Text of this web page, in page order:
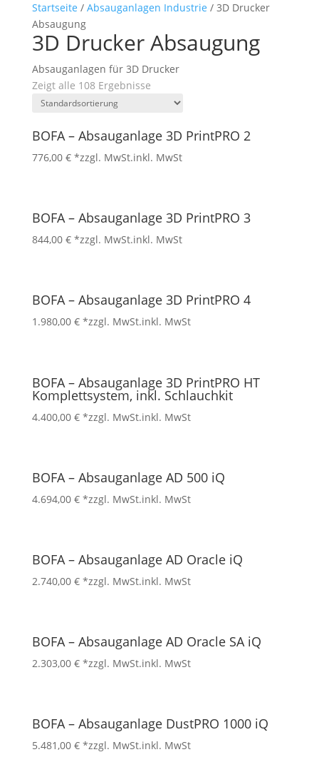
Startseite / Absauganlagen Industrie / 3D Drucker
Absaugung
3D Drucker Absaugung
Absauganlagen für 3D Drucker
Zeigt alle 108 Ergebnisse
BOFA – Absauganlage 3D PrintPRO 2
776,00 € *zzgl. MwSt.inkl. MwSt
BOFA – Absauganlage 3D PrintPRO 3
844,00 € *zzgl. MwSt.inkl. MwSt
BOFA – Absauganlage 3D PrintPRO 4
1.980,00 € *zzgl. MwSt.inkl. MwSt
BOFA – Absauganlage 3D PrintPRO HT
Komplettsystem, inkl. Schlauchkit
4.400,00 € *zzgl. MwSt.inkl. MwSt
BOFA – Absauganlage AD 500 iQ
4.694,00 € *zzgl. MwSt.inkl. MwSt
BOFA – Absauganlage AD Oracle iQ
2.740,00 € *zzgl. MwSt.inkl. MwSt
BOFA – Absauganlage AD Oracle SA iQ
2.303,00 € *zzgl. MwSt.inkl. MwSt
BOFA – Absauganlage DustPRO 1000 iQ
5.481,00 € *zzgl. MwSt.inkl. MwSt